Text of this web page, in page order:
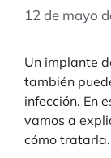
12 de mayo
Un implante
también
infección. En
vamos a
cómo tratarla.